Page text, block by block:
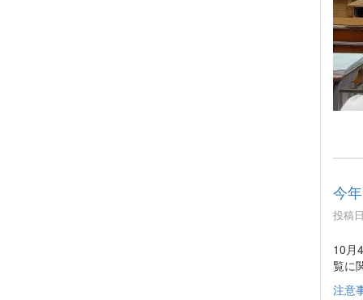
今
投稿
10月
覧に
注意